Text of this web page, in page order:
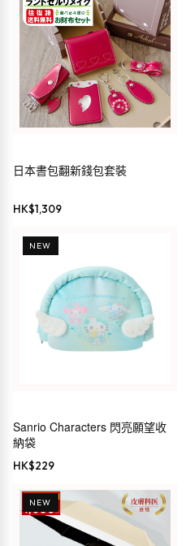
日本書包翻新錢包套裝
HK$1,309
NEW
Sanrio Characters 閃亮願望收
納袋
HK$229
NEW